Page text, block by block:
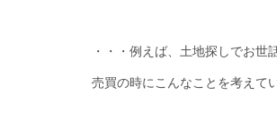
・・・例えば、土地探しでお世
売買の時にこんなことを考えて